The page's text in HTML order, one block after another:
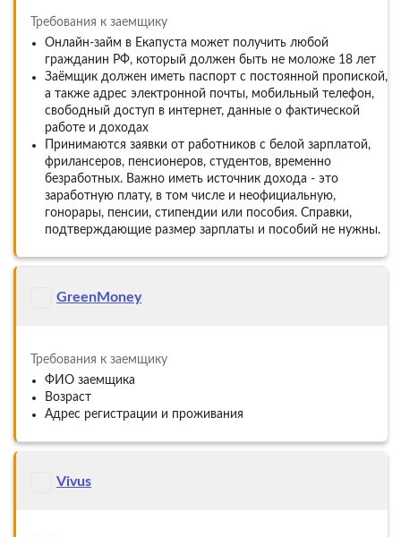
Требования к заемщику
Онлайн-займ в Екапуста может получить любой
гражданин РФ, который должен быть не моложе 18 лет
Заёмщик должен иметь паспорт с постоянной пропиской,
а также адрес электронной почты, мобильный телефон,
свободный доступ в интернет, данные о фактической
работе и доходах
Принимаются заявки от работников с белой зарплатой,
фрилансеров, пенсионеров, студентов, временно
безработных. Важно иметь источник дохода - это
заработную плату, в том числе и неофициальную,
гонорары, пенсии, стипендии или пособия. Справки,
подтверждающие размер зарплаты и пособий не нужны.
GreenMoney
Требования к заемщику
ФИО заемщика
Возраст
Адрес регистрации и проживания
Vivus